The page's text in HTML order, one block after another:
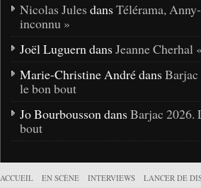
Nicolas Jules dans Télérama,
inconnu »
Joël Luguern dans Jeanne Cherhal
Marie-Christine André dans Barjac
le bon bout
Jo Bourbousson dans Barjac 2026.
bout
ACCUEIL EN SCÈNE INTERVIEWS LANCER DE